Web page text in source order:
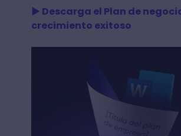
► Descarga el Plan de
crecimiento exitoso